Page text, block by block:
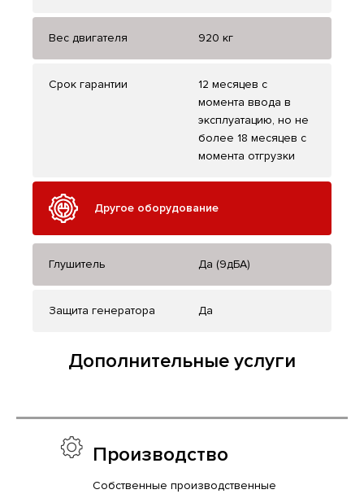
Вес двигателя 920 кг
Срок гарантии
12 месяцев с
момента ввода в
эксплуатацию, но не
более 18 месяцев с
момента отгрузки
Другое оборудование
Глушитель Да (9дБА)
Защита генератора Да
Дополнительные услуги
Производство
Собственные производственные